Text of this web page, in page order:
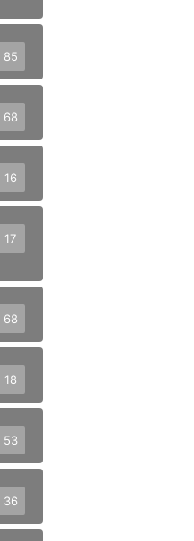
85
68
16
17
68
18
53
36